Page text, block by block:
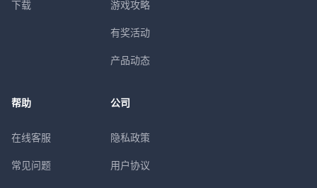
下载 游戏攻略
有奖活动
产品动态
帮助
在线客服
常见问题
公司
隐私政策
用户协议